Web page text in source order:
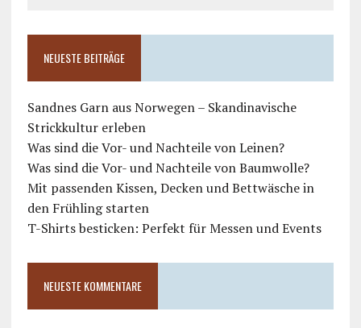
NEUESTE BEITRÄGE
Sandnes Garn aus Norwegen – Skandinavische
Strickkultur erleben
Was sind die Vor- und Nachteile von Leinen?
Was sind die Vor- und Nachteile von Baumwolle?
Mit passenden Kissen, Decken und Bettwäsche in
den Frühling starten
T-Shirts besticken: Perfekt für Messen und Events
NEUESTE KOMMENTARE